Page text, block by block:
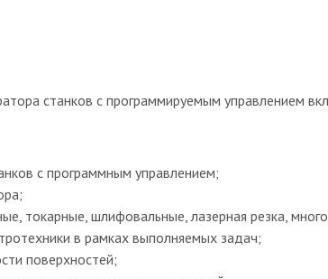
станков с программируемым управлением
с программным управлением;
токарные, шлифовальные, лазерная резка,
в рамках выполняемых задач;
поверхностей;